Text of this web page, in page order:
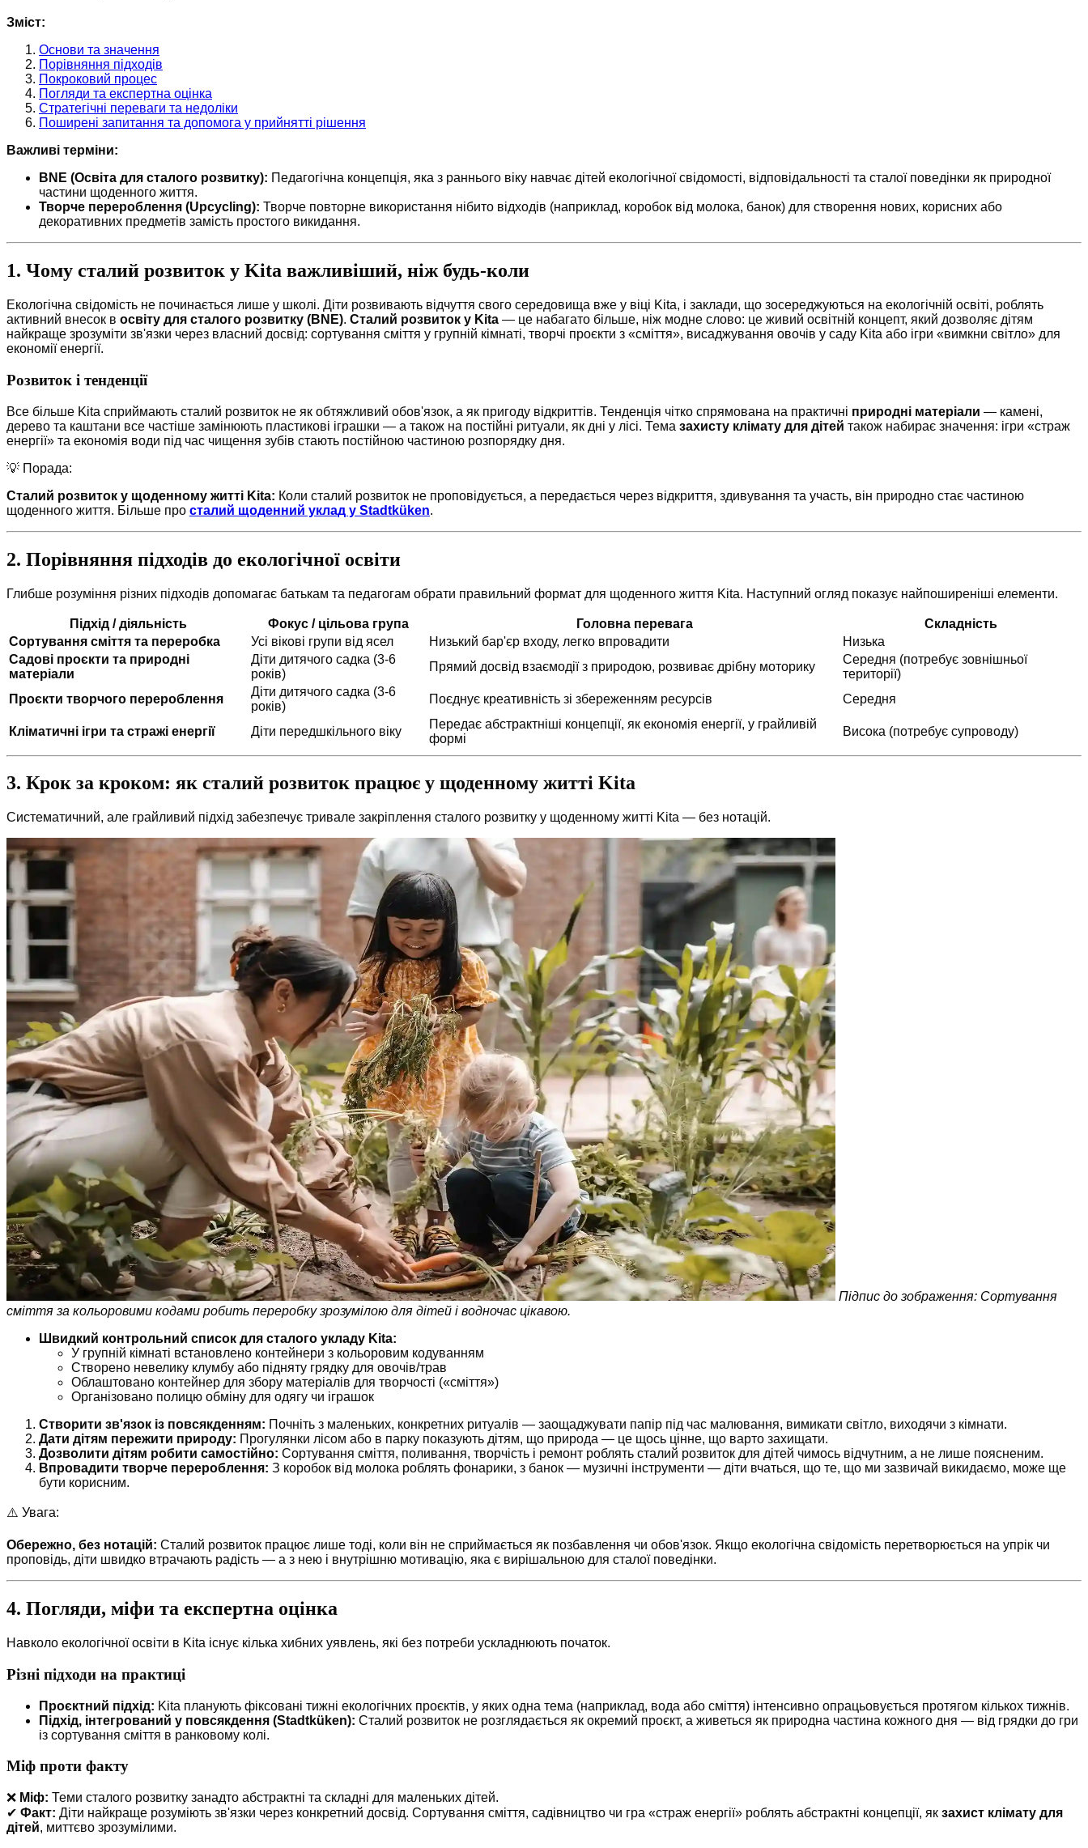
Зміст:
Основи та значення
Порівняння підходів
Покроковий процес
Погляди та експертна оцінка
Стратегічні переваги та недоліки
Поширені запитання та допомога у прийнятті рішення
Важливі терміни:
BNE (Освіта для сталого розвитку): Педагогічна концепція, яка з раннього віку навчає дітей екологічної свідомості, відповідальності та сталої поведінки як природної
частини щоденного життя.
Творче перероблення (Upcycling): Творче повторне використання нібито відходів (наприклад, коробок від молока, банок) для створення нових, корисних або
декоративних предметів замість простого викидання.
1. Чому сталий розвиток у Kita важливіший, ніж будь-коли
Екологічна свідомість не починається лише у школі. Діти розвивають відчуття свого середовища вже у віці Kita, і заклади, що зосереджуються на екологічній освіті, роблять
активний внесок в освіту для сталого розвитку (BNE). Сталий розвиток у Kita — це набагато більше, ніж модне слово: це живий освітній концепт, який дозволяє дітям
найкраще зрозуміти зв'язки через власний досвід: сортування сміття у групній кімнаті, творчі проєкти з «сміття», висаджування овочів у саду Kita або ігри «вимкни світло» для
економії енергії.
Розвиток і тенденції
Все більше Kita сприймають сталий розвиток не як обтяжливий обов'язок, а як пригоду відкриттів. Тенденція чітко спрямована на практичні природні матеріали — камені,
дерево та каштани все частіше замінюють пластикові іграшки — а також на постійні ритуали, як дні у лісі. Тема захисту клімату для дітей також набирає значення: ігри «страж
енергії» та економія води під час чищення зубів стають постійною частиною розпорядку дня.
💡 Порада:
Сталий розвиток у щоденному житті Kita: Коли сталий розвиток не проповідується, а передається через відкриття, здивування та участь, він природно стає частиною
щоденного життя. Більше про сталий щоденний уклад у Stadtküken.
2. Порівняння підходів до екологічної освіти
Глибше розуміння різних підходів допомагає батькам та педагогам обрати правильний формат для щоденного життя Kita. Наступний огляд показує найпоширеніші елементи.
Підхід / діяльність Фокус / цільова група Головна перевага
Складність
Сортування сміття та переробка
Усі вікові групи від ясел Низький бар'єр входу, легко впровадити
Низька
Садові проєкти та природні
матеріали
Діти дитячого садка (3-6
років)
Прямий досвід взаємодії з природою, розвиває дрібну моторику
Середня (потребує зовнішньої
території)
Проєкти творчого перероблення
Діти дитячого садка (3-6
років)
Поєднує креативність зі збереженням ресурсів Середня
Кліматичні ігри та стражі енергії Діти передшкільного віку
Передає абстрактніші концепції, як економія енергії, у грайливій
формі
Висока (потребує супроводу)
3. Крок за кроком: як сталий розвиток працює у щоденному житті Kita
Систематичний, але грайливий підхід забезпечує тривале закріплення сталого розвитку у щоденному житті Kita — без нотацій.
Підпис до зображення: Сортування
сміття за кольоровими кодами робить переробку зрозумілою для дітей і водночас цікавою.
Швидкий контрольний список для сталого укладу Kita:
У групній кімнаті встановлено контейнери з кольоровим кодуванням
Створено невелику клумбу або підняту грядку для овочів/трав
Облаштовано контейнер для збору матеріалів для творчості («сміття»)
Організовано полицю обміну для одягу чи іграшок
Створити зв'язок із повсякденням: Почніть з маленьких, конкретних ритуалів — заощаджувати папір під час малювання, вимикати світло, виходячи з кімнати.
Дати дітям пережити природу: Прогулянки лісом або в парку показують дітям, що природа — це щось цінне, що варто захищати.
Дозволити дітям робити самостійно: Сортування сміття, поливання, творчість і ремонт роблять сталий розвиток для дітей чимось відчутним, а не лише поясненим.
Впровадити творче перероблення: З коробок від молока роблять фонарики, з банок — музичні інструменти — діти вчаться, що те, що ми зазвичай викидаємо, може ще
бути корисним.
⚠️ Увага:
Обережно, без нотацій: Сталий розвиток працює лише тоді, коли він не сприймається як позбавлення чи обов'язок. Якщо екологічна свідомість перетворюється на упрік чи
проповідь, діти швидко втрачають радість — а з нею і внутрішню мотивацію, яка є вирішальною для сталої поведінки.
4. Погляди, міфи та експертна оцінка
Навколо екологічної освіти в Kita існує кілька хибних уявлень, які без потреби ускладнюють початок.
Різні підходи на практиці
Проєктний підхід: Kita планують фіксовані тижні екологічних проєктів, у яких одна тема (наприклад, вода або сміття) інтенсивно опрацьовується протягом кількох тижнів.
Підхід, інтегрований у повсякдення (Stadtküken): Сталий розвиток не розглядається як окремий проєкт, а живеться як природна частина кожного дня — від грядки до гри
із сортування сміття в ранковому колі.
Міф проти факту
❌ Міф: Теми сталого розвитку занадто абстрактні та складні для маленьких дітей.
✔ Факт: Діти найкраще розуміють зв'язки через конкретний досвід. Сортування сміття, садівництво чи гра «страж енергії» роблять абстрактні концепції, як захист клімату для
дітей, миттєво зрозумілими.